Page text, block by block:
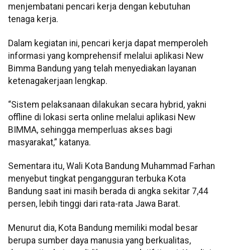
menjembatani pencari kerja dengan kebutuhan
tenaga kerja.
Dalam kegiatan ini, pencari kerja dapat memperoleh
informasi yang komprehensif melalui aplikasi New
Bimma Bandung yang telah menyediakan layanan
ketenagakerjaan lengkap.
“Sistem pelaksanaan dilakukan secara hybrid, yakni
offline di lokasi serta online melalui aplikasi New
BIMMA, sehingga memperluas akses bagi
masyarakat,” katanya.
Sementara itu, Wali Kota Bandung Muhammad Farhan
menyebut tingkat pengangguran terbuka Kota
Bandung saat ini masih berada di angka sekitar 7,44
persen, lebih tinggi dari rata-rata Jawa Barat.
Menurut dia, Kota Bandung memiliki modal besar
berupa sumber daya manusia yang berkualitas,